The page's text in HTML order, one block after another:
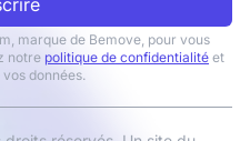
marque de Bemove, pour vous
notre politique de confidentialité et
données.